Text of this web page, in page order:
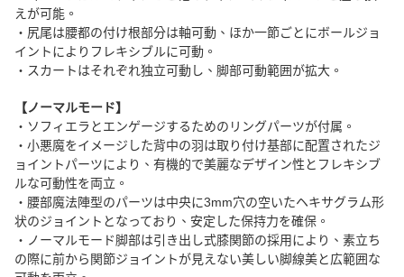
えが可能。
・尻尾は腰都の付け根部分は軸可動、ほか一節ごとにボールジョ
イントによりフレキシブルに可動。
・スカートはそれぞれ独立可動し、脚部可動範囲が拡大。
【ノーマルモード】
・ソフィエラとエンゲージするためのリングパーツが付属。
・小悪魔をイメージした背中の羽は取り付け基部に配置されたジ
ョイントパーツにより、有機的で美麗なデザイン性とフレキシブ
ルな可動性を両立。
・腰部魔法陣型のパーツは中央に3mm穴の空いたヘキサグラム形
状のジョイントとなっており、安定した保持力を確保。
・ノーマルモード脚部は引き出し式膝関節の採用により、素立ち
の際に前から関節ジョイントが見えない美しい脚線美と広範囲な